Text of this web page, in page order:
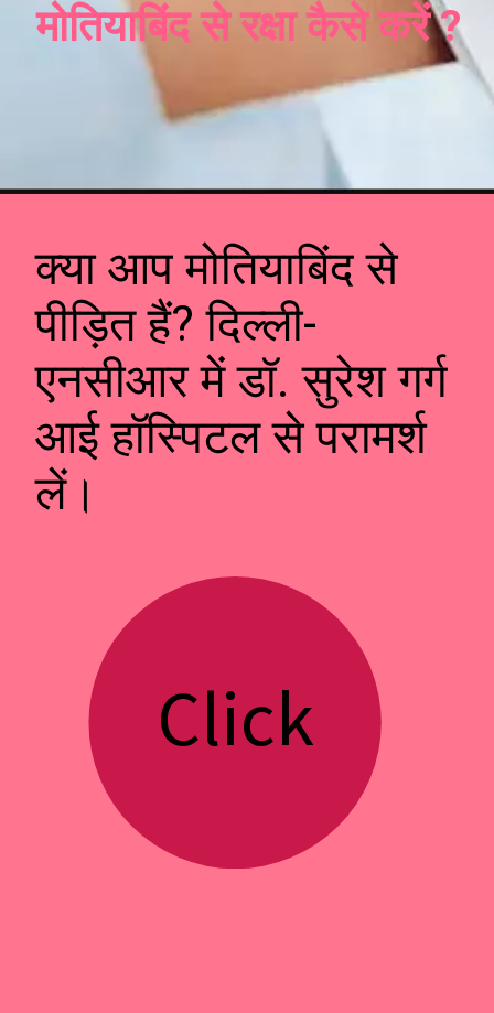
मोतियाबिंद से रक्षा कैसे करें ?
क्या आप मोतियाबिंद से
पीड़ित हैं? दिल्ली-
एनसीआर में डॉ. सुरेश गर्ग
आई हॉस्पिटल से परामर्श
लें।
Click